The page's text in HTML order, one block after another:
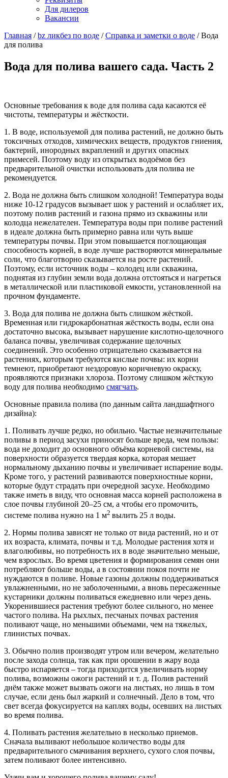
Для дилеров
Вакансии
Главная /bz ликбез по воде /Справка и заметки о воде /Вода
для полива
Вода для полива вашего сада. Часть 2
Основные требования к воде для полива сада касаются её
чистоты, температуры и жёсткости.
1. В воде, используемой для полива растений, не должно быть
токсичных отходов, химических веществ, продуктов гниения,
бактерий, инородных вкраплений и других опасных
примесей. Поэтому воду из открытых водоёмов без
предварительной очистки использовать для полива не
рекомендуется.
2. Вода не должна быть слишком холодной! Температура воды
ниже 10-12 градусов вызывает шок у растений и ослабляет их,
поэтому полив растений и газона прямо из скважины или
колодца нежелателен. Температура воды при поливе растений
в идеале должна быть примерно равна или чуть выше
температуры почвы. При этом повышается поглощающая
способность корней, в воде лучше растворяются минеральные
соли, что благотворно сказывается на росте растений.
Поэтому, если источник воды – колодец или скважина,
поднятая из глубин земли вода должна отстояться и нагреться
в металлической или пластиковой емкости, установленной на
прочном фундаменте.
3. Вода для полива не должна быть слишком жёсткой.
Временная или гидрокарбонатная жёсткость воды, если она
достаточно высока, вызывает нарушение кислотно-щелочного
баланса почвы, увеличивая содержание щелочных
соединений. Это особенно отрицательно сказывается на
растениях, которым требуются кислые почвы: их корни
темнеют, приобретают нездоровую коричневую окраску,
проявляются признаки хлороза. Поэтому слишком жёсткую
воду для полива необходимо смягчать.
Основные правила полива (по данным сайта ландшафтного
дизайна):
1. Поливать лучше редко, но обильно. Частые незначительные
поливы в период засухи приносят больше вреда, чем пользы:
вода не доходит до основного объёма корневой системы, на
поверхности образуется твердая корка, которая мешает
нормальному дыханию почвы и увеличивает испарение воды.
Кроме того, у растений развиваются поверхностные корни,
которые будут страдать при очередной засухе. Необходимо
также иметь в виду, что основная масса корней расположена в
слое почвы глубиной 20–25 см, а чтобы его промочить,
системе полива нужно на 1 м2 вылить 25 л воды.
2. Нормы полива зависят не только от вида растений, но и от
их возраста, климата, почвы и т.д. Молодые растения хотя и
влаголюбивы, но потребность их в воде значительно меньше,
чем взрослых. Во время цветения и формирования семян они
потребляют больше воды, а в состоянии покоя почти не
нуждаются в поливе. Новые газоны должны поддерживаться
увлажненными, но не заболоченными, а вновь пересаженные
кустарники должны поливаться ежедневно или через день.
Укоренившиеся растения требуют более сильного, но менее
частого полива. На рыхлых, песчаных почвах растения
поливают чаще, но меньшими объемами, чем на тяжелых,
глинистых почвах.
3. Обычно полив производят утром или вечером, желательно
после захода солнца, так как при орошении в жару вода
быстро испаряется – тогда приходится увеличивать норму
полива, возможны ожоги растений и т. д. Полив растений
днём также может вызвать ожоги на листьях, но лишь в том
случае, если день был жаркий и солнечный. Дело в том, что
свет всегда фокусируется на каплях воды, осевших на листьях
во время полива.
4. Поливать растения желательно в несколько приемов.
Сначала выливают небольшое количество воды для
предварительного смачивания верхнего, сухого слоя почвы,
затем поливают более интенсивно.